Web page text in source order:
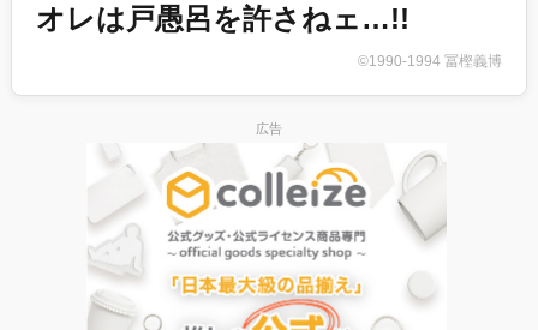
オレは戸愚呂を許さねェ…!!
©1990-1994 冨樫義博
広告